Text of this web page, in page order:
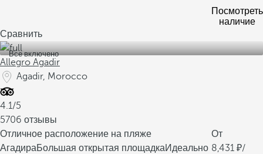
Посмотреть
наличие
Сравнить
Все включено
Allegro Agadir
Agadir, Morocco
4.1/5
5706 отзывы
Отличное расположение на пляже
АгадираБольшая открытая площадкаИдеально
От
8,431
/